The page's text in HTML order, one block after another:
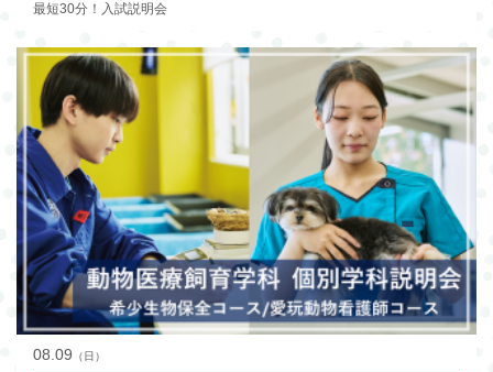
最短30分！入試説明会
08.09 （日）